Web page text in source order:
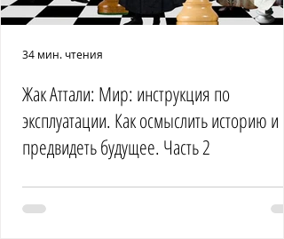
Жак Аттали: Мир: инструкция по
эксплуатации. Как осмыслить историю и
предвидеть будущее. Часть 2
34 мин. чтения